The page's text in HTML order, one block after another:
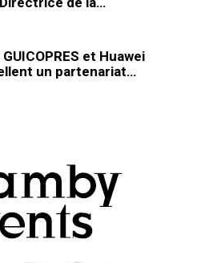
et Huawei
un partenariat…